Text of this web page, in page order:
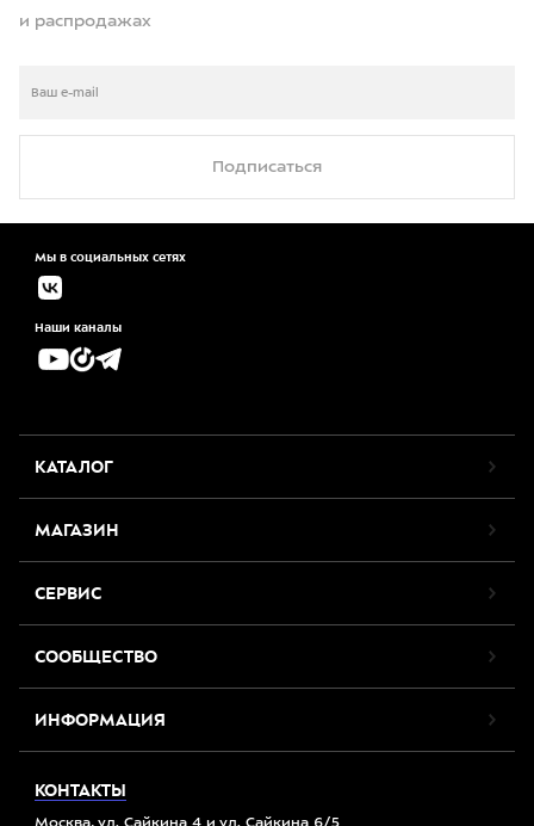
и распродажах
Подписаться
Мы в социальных сетях
Наши каналы
КАТАЛОГ
МАГАЗИН
СЕРВИС
СООБЩЕСТВО
ИНФОРМАЦИЯ
КОНТАКТЫ